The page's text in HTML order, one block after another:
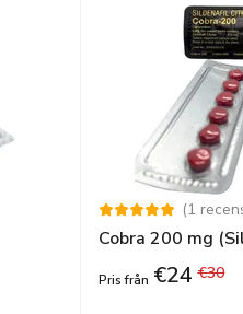
(1
Cobra 200 mg
Pris från €24 €30